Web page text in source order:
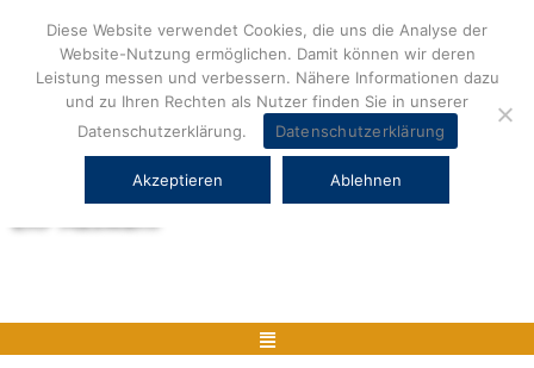
springen
Herstellerneutrale ERP Beratung und
Menü
Diese Website verwendet Cookies, die uns die Analyse der
Website-Nutzung ermöglichen. Damit können wir deren
Leistung messen und verbessern. Nähere Informationen dazu
und zu Ihren Rechten als Nutzer finden Sie in unserer
Datenschutzerklärung.
Datenschutzerklärung
Akzeptieren Ablehnen